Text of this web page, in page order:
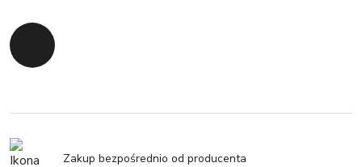
Powrót do początku
Zakup bezpośrednio od producenta